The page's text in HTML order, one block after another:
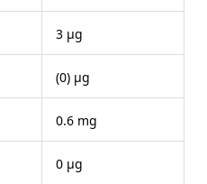
3 μg
(0) μg
0.6 mg
0 μg